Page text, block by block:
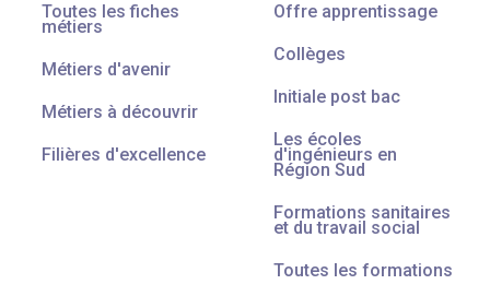
Toutes les fiches
métiers
Métiers d'avenir
Métiers à découvrir
Filières d'excellence
Offre apprentissage
Collèges
Initiale post bac
Les écoles
d'ingénieurs en
Région Sud
Formations sanitaires
et du travail social
Toutes les formations